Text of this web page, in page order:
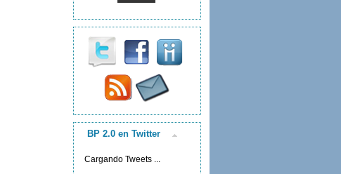
BP 2.0 en Twitter
Cargando Tweets ...